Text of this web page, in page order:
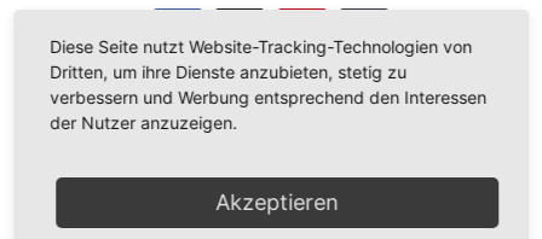
Diese Seite nutzt Website-Tracking-Technologien von
Dritten, um ihre Dienste anzubieten, stetig zu
verbessern und Werbung entsprechend den Interessen
der Nutzer anzuzeigen.
Akzeptieren